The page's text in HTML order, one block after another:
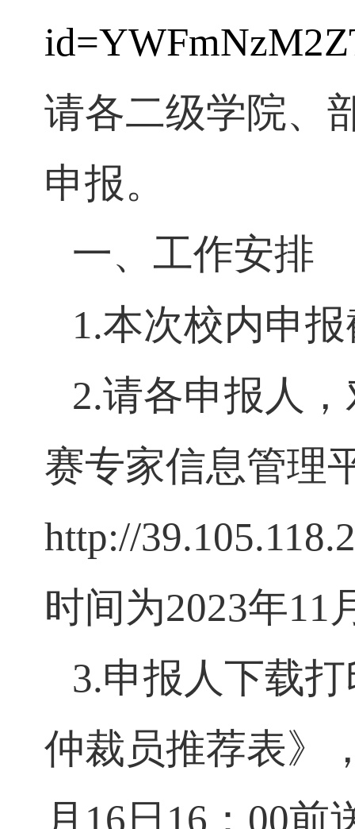
(https://
请各二级学院
申报。
一、工作安排
1.本次校内申
2.请各申报人
赛专家信息管
http://
时间为2023 年11
3.申报人下载